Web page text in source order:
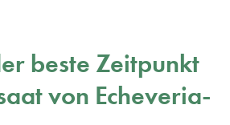
beste Zeitpunkt
von Echeveria-